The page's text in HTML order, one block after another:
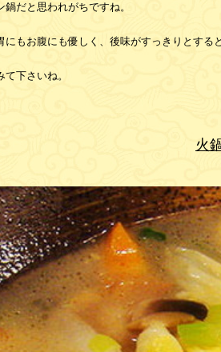
だと思われがちですね。
にもお腹にも優しく、後味がすっきりとする
下さいね。
火